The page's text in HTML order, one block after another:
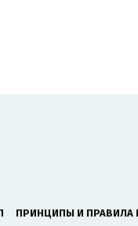
ПРИНЦИПЫ И ПРАВИЛА